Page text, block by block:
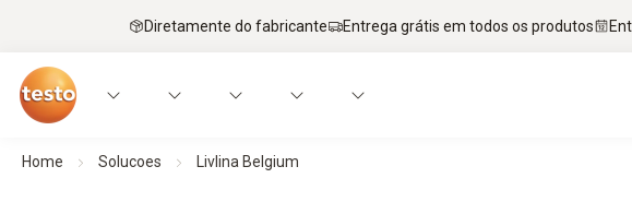
Diretamente do fabricante Entrega grátis em todos os produtos
Home Solucoes Livlina Belgium